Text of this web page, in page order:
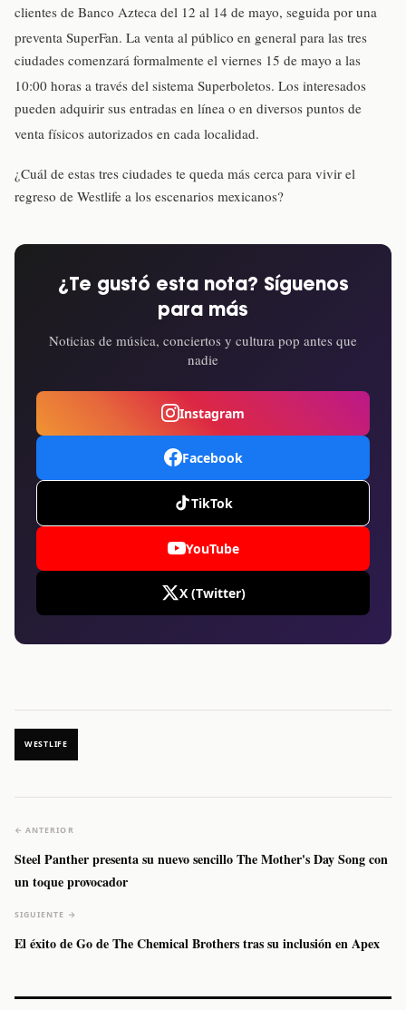
clientes de Banco Azteca del 12 al 14 de mayo, seguida por una
preventa SuperFan. La venta al público en general para las tres
ciudades comenzará formalmente el viernes 15 de mayo a las
10:00 horas a través del sistema Superboletos. Los interesados
pueden adquirir sus entradas en línea o en diversos puntos de
venta físicos autorizados en cada localidad.
¿Cuál de estas tres ciudades te queda más cerca para vivir el
regreso de Westlife a los escenarios mexicanos?
¿Te gustó esta nota? Síguenos
para más
Noticias de música, conciertos y cultura pop antes que
nadie
Instagram
Facebook
TikTok
YouTube
X (Twitter)
WESTLIFE
← ANTERIOR
Steel Panther presenta su nuevo sencillo The Mother's Day Song con
un toque provocador
SIGUIENTE →
El éxito de Go de The Chemical Brothers tras su inclusión en Apex